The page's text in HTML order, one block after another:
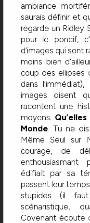
ambiance
saurais définir et
regarde un Ridley
pour le poncif,
d’images qui sont
moins bien
coup des ellipses
dans
images disent
racontent une
moyens.
Monde. Tu ne
Même Seul sur
courage, de
édifiait par sa
passent leur
stupides (il
scénaristique,
Covenant écoute